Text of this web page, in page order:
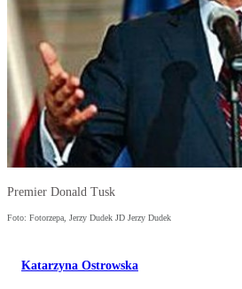
Premier Donald Tusk
Foto: Fotorzepa, Jerzy Dudek JD Jerzy Dudek
Katarzyna Ostrowska